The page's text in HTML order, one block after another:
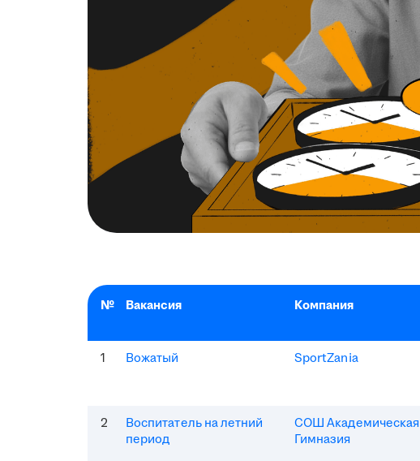
№ Вакансия Компания
1 Вожатый SportZania
2
Воспитатель на летний
период
СОШ Академическая
Гимназия